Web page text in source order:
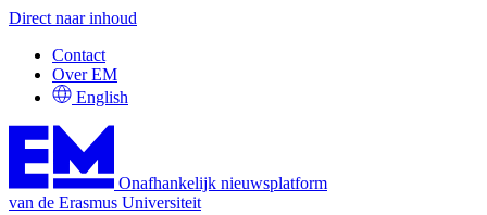
Direct naar inhoud
Contact
Over EM
English
Onafhankelijk nieuwsplatform
van de Erasmus Universiteit